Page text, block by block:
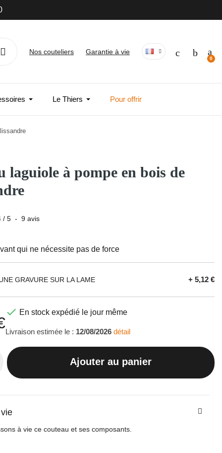
Nos couteliers Garantie à vie
Le Thiers Pour offrir
laguiole à pompe en bois de
/ 5 - 9 avis
qui ne nécessite pas de force
GRAVURE SUR LA LAME + 5,12 €
 En stock expédié le jour même
Livraison estimée le : 12/08/2026 détail
Ajouter au panier
à vie ce couteau et ses composants.